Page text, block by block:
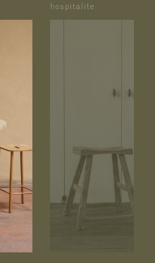
hospitalite